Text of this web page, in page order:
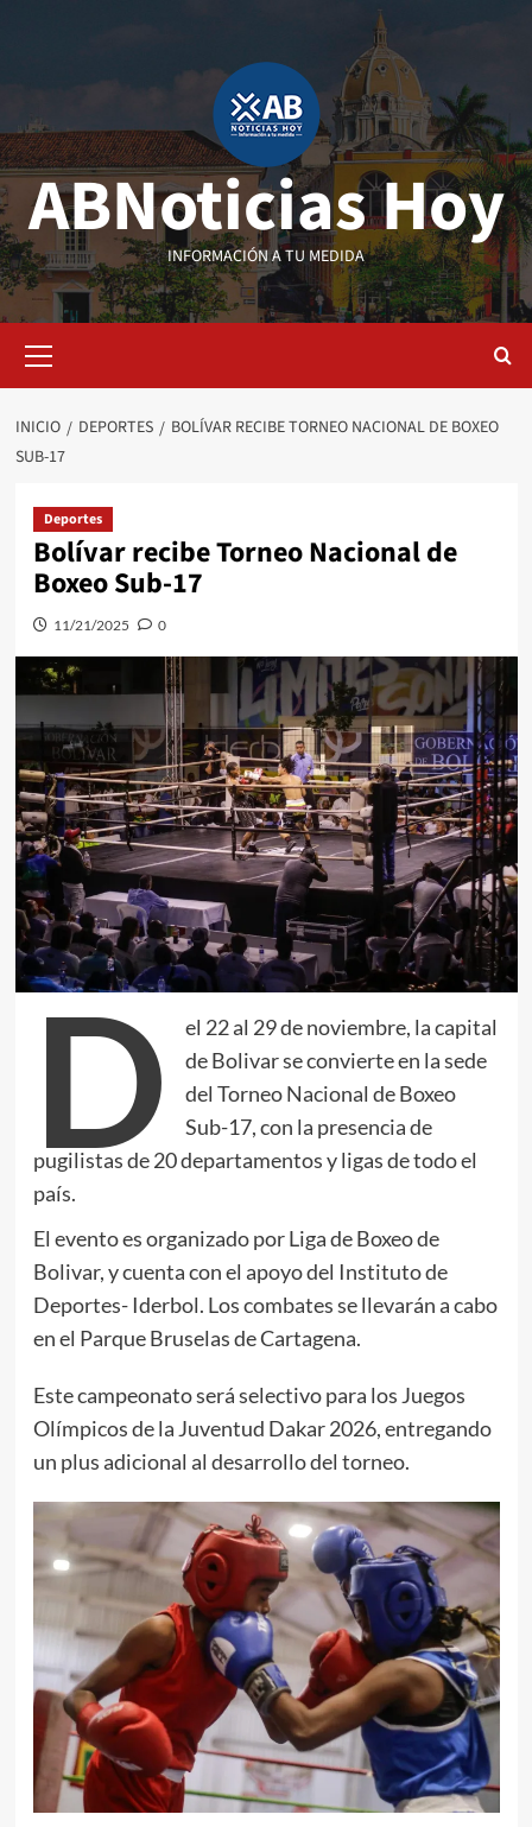
ABNoticias Hoy
INFORMACIÓN A TU MEDIDA
primario
INICIO DEPORTES
BOLÍVAR RECIBE TORNEO NACIONAL DE BOXEO
SUB-17
Deportes
Bolívar recibe Torneo Nacional de
Boxeo Sub-17
11/21/2025 0
D
el 22 al 29 de noviembre, la capital
de Bolivar se convierte en la sede
del Torneo Nacional de Boxeo
Sub-17, con la presencia de
pugilistas de 20 departamentos y ligas de todo el
país.
El evento es organizado por Liga de Boxeo de
Bolivar, y cuenta con el apoyo del Instituto de
Deportes- Iderbol. Los combates se llevarán a cabo
en el Parque Bruselas de Cartagena.
Este campeonato será selectivo para los Juegos
Olímpicos de la Juventud Dakar 2026, entregando
un plus adicional al desarrollo del torneo.